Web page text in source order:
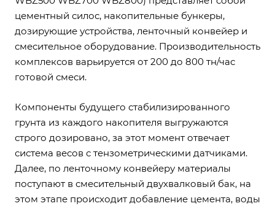
цементный силос, накопительные бункеры,
дозирующие устройства, ленточный конвейер и
смесительное оборудование. Производительность
комплексов варьируется от 200 до 800 тн/час
готовой смеси.
Компоненты будущего стабилизированного
грунта из каждого накопителя выгружаются
строго дозировано, за этот момент отвечает
система весов с тензометрическими датчиками.
Далее, по ленточному конвейеру материалы
поступают в смесительный двухвалковый бак, на
этом этапе происходит добавление цемента, воды